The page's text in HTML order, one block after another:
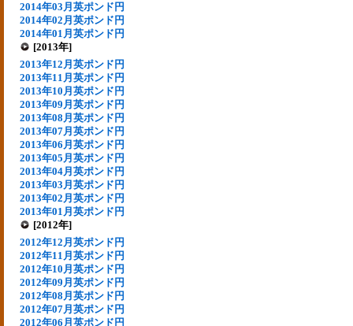
2014年03月英ポンド円
2014年02月英ポンド円
2014年01月英ポンド円
[2013年]
2013年12月英ポンド円
2013年11月英ポンド円
2013年10月英ポンド円
2013年09月英ポンド円
2013年08月英ポンド円
2013年07月英ポンド円
2013年06月英ポンド円
2013年05月英ポンド円
2013年04月英ポンド円
2013年03月英ポンド円
2013年02月英ポンド円
2013年01月英ポンド円
[2012年]
2012年12月英ポンド円
2012年11月英ポンド円
2012年10月英ポンド円
2012年09月英ポンド円
2012年08月英ポンド円
2012年07月英ポンド円
2012年06月英ポンド円